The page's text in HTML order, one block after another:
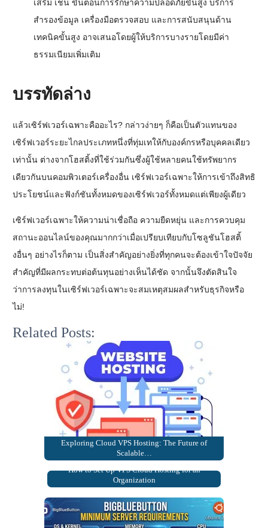
เสริม เช่น ขั้นตอนการรักษาความปลอดภัยขั้นสูง บริการ
สำรองข้อมูล เครื่องมือตรวจสอบ และการสนับสนุนด้าน
เทคนิคขั้นสูง อาจเสนอโดยผู้ให้บริการบางรายโดยมีค่า
ธรรมเนียมเพิ่มเติม
บรรทัดล่าง
แล้วเซิร์ฟเวอร์เฉพาะคืออะไร? กล่าวง่ายๆ ก็คือเป็นตัวแทนของ
เซิร์ฟเวอร์ระยะไกลประเภทหนึ่งที่ทุ่มเทให้กับองค์กรหรือบุคคลเดียว
เท่านั้น ต่างจากโฮสติ้งที่ใช้ร่วมกันซึ่งผู้ใช้หลายคนใช้ทรัพยากร
เดียวกันบนคอมพิวเตอร์เครื่องอื่น เซิร์ฟเวอร์เฉพาะให้การเข้าถึงสิทธิ
ประโยชน์และฟังก์ชันทั้งหมดของเซิร์ฟเวอร์ทั้งหมดแต่เพียงผู้เดียว
เซิร์ฟเวอร์เฉพาะให้ความน่าเชื่อถือ ความยืดหยุ่น และการควบคุม
สถานะออนไลน์ของคุณมากกว่าเมื่อเปรียบเทียบกับโซลูชันโฮสติ้
งอื่นๆ อย่างไรก็ตาม เป็นสิ่งสำคัญอย่างยิ่งที่ทุกคนจะต้องเข้าใจปัจจัย
สำคัญที่มีผลกระทบต่อต้นทุนอย่างเห็นได้ชัด จากนั้นจึงตัดสินใจ
ว่าการลงทุนในเซิร์ฟเวอร์เฉพาะจะสมเหตุสมผลสำหรับธุรกิจหรือ
ไม่!
Related Posts:
Exploring Cloud VPS Hosting: The Future of
Scalable…
How to Set Up VPS Cloud Hosting for an
Organization